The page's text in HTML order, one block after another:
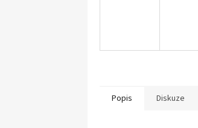
Popis Diskuze